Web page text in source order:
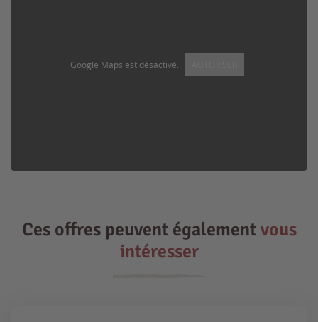
Google Maps est désactivé.
Ces offres peuvent égalementvous
intéresser